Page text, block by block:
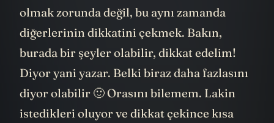
olmak zorunda değil, bu aynı zamanda
diğerlerinin dikkatini çekmek. Bakın,
burada bir şeyler olabilir, dikkat edelim!
Diyor yani yazar. Belki biraz daha fazlasını
diyor olabilir 🙂 Orasını bilemem. Lakin
istedikleri oluyor ve dikkat çekince kısa